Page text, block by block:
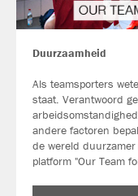
Duurzaamheid
Als teamsporters
staat. Verantwoord
andere factoren
de wereld
platform "Our Team